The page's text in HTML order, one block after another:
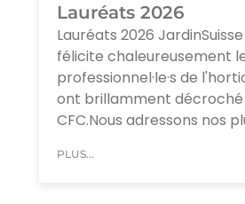
Lauréats 2026
Lauréats 2026 JardinSuisse
félicite chaleureusement
professionnel·le·s de
ont brillamment décroché
CFC.Nous adressons nos
PLUS...